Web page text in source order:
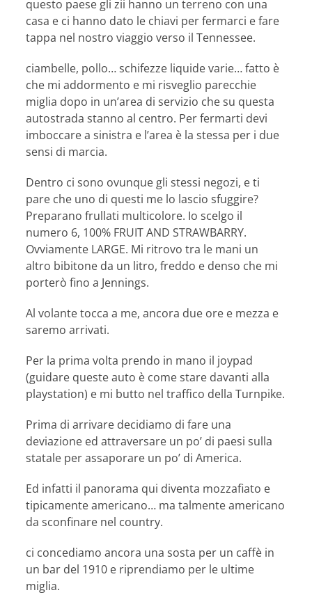
questo paese gli zii hanno un terreno con una
casa e ci hanno dato le chiavi per fermarci e fare
tappa nel nostro viaggio verso il Tennessee.
ciambelle, pollo… schifezze liquide varie… fatto è
che mi addormento e mi risveglio parecchie
miglia dopo in un’area di servizio che su questa
autostrada stanno al centro. Per fermarti devi
imboccare a sinistra e l’area è la stessa per i due
sensi di marcia.
Dentro ci sono ovunque gli stessi negozi, e ti
pare che uno di questi me lo lascio sfuggire?
Preparano frullati multicolore. Io scelgo il
numero 6, 100% FRUIT AND STRAWBARRY.
Ovviamente LARGE. Mi ritrovo tra le mani un
altro bibitone da un litro, freddo e denso che mi
porterò fino a Jennings.
Al volante tocca a me, ancora due ore e mezza e
saremo arrivati.
Per la prima volta prendo in mano il joypad
(guidare queste auto è come stare davanti alla
playstation) e mi butto nel traffico della Turnpike.
Prima di arrivare decidiamo di fare una
deviazione ed attraversare un po’ di paesi sulla
statale per assaporare un po’ di America.
Ed infatti il panorama qui diventa mozzafiato e
tipicamente americano… ma talmente americano
da sconfinare nel country.
ci concediamo ancora una sosta per un caffè in
un bar del 1910 e riprendiamo per le ultime
miglia.